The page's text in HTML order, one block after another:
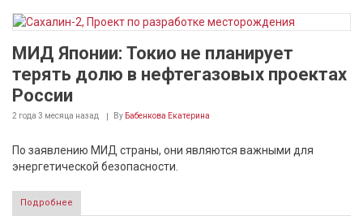
МИД Японии: Токио не планирует
терять долю в нефтегазовых проектах
России
2 года 3 месяца назад By Бабенкова Екатерина
По заявлению МИД страны, они являются важными для
энергетической безопасности.
Подробнее